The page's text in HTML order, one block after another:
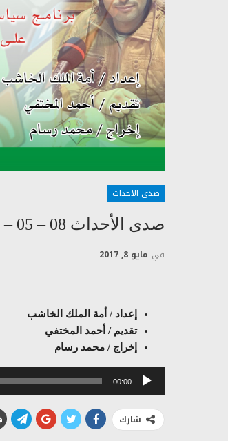
صدى الاحداث
صدى الأحداث 08 – 05 – 2017م
في مايو 8, 2017
إعداد / أمة الملك الخاشب
تقديم / أحمد المختفي
إخراج / محمد رسام
مشغل
00:00
شارك